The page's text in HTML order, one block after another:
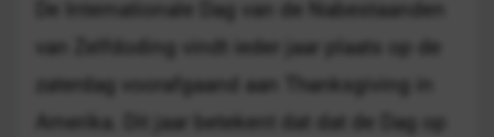
De Internationale Dag van de Nabestaanden
van Zelfdoding vindt ieder jaar plaats op de
zaterdag voorafgaand aan Thanksgiving in
Amerika. Dit jaar betekent dat dat de Dag op